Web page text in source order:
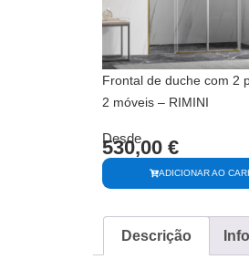
Frontal de duche com 2
2 móveis – RIMINI
ADICIONAR AO
Desde
530,00 €
Descrição